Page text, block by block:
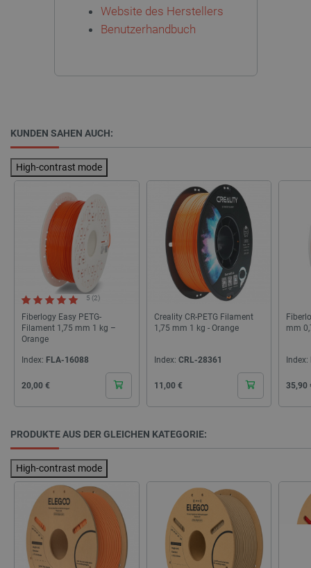
Website des Herstellers
Benutzerhandbuch
KUNDEN SAHEN AUCH:
High-contrast mode
5 (2)
Fiberlogy Easy PETG-
Filament 1,75 mm 1 kg –
Orange
Index: FLA-16088
Cena
20,00 €
Creality CR-PETG Filament
1,75 mm 1 kg - Orange
Index: CRL-28361
Cena
11,00 €
mm
Index:
Cena
35,90
PRODUKTE AUS DER GLEICHEN KATEGORIE:
High-contrast mode
isListDisplay
Quality Unit
LLC
botland.de
_smvs .botland.de
49
critCartData botland.de
9
50
PHPSESSID
botland.de